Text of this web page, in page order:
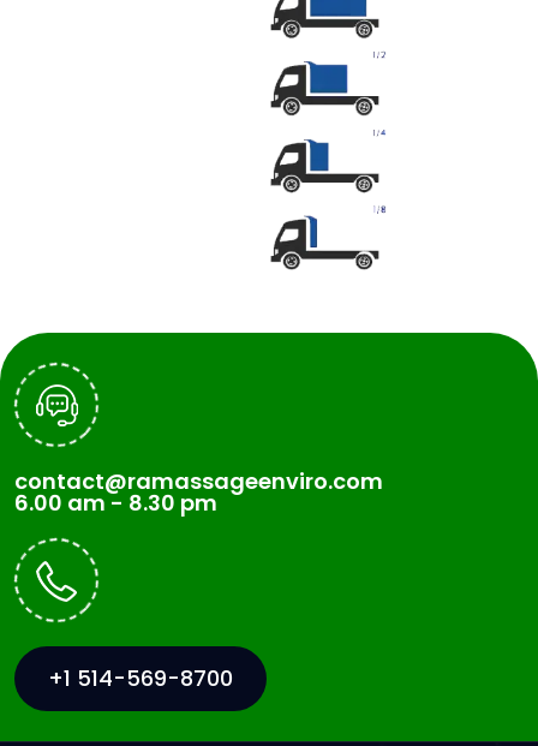
contact@ramassageenviro.com
6.00 am - 8.30 pm
+1 514-569-8700